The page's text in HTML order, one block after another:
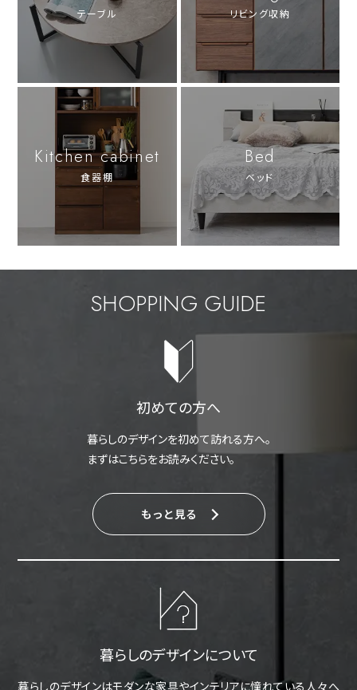
テーブル リビング収納
Kitchen cabinet
食器棚
Bed
ベッド
SHOPPING GUIDE
初めての方へ
暮らしのデザインを初めて訪れる方へ。
まずはこちらをお読みください。
もっと見る
暮らしのデザインについて
暮らしのデザインはモダンな家具やインテリアに憧れている人々へ